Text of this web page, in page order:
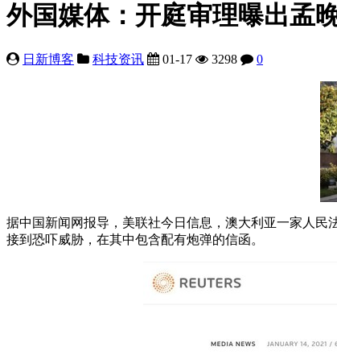
外国媒体：开庭审理曝出孟
日新博客 科技资讯 01-17 3298 0
据中国新闻网报导，美联社今日信息，澳大利亚一家人民
接到恐吓威胁，在其中包含配有炮弹的信函。